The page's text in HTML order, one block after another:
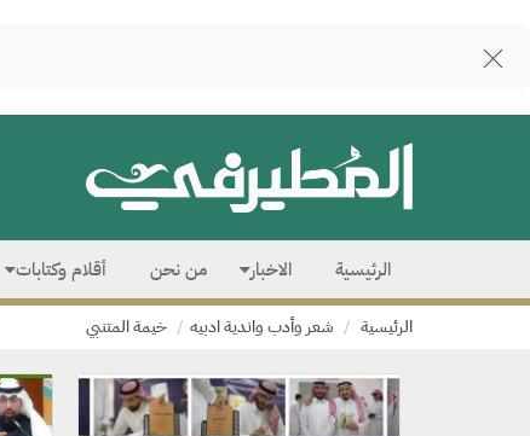
الرئيسية الاخبار من نحن أقلام وكتابات
الرئيسية شعر وأدب واندية ادبيه خيمة المتنبي